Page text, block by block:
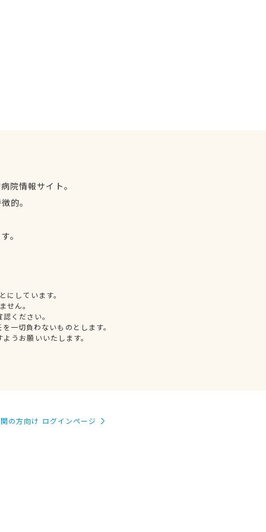
院情報サイト。
的。
。
しています。
せん。
ください。
一切負わないものとします。
うお願いいたします。
の方向け ログインページ